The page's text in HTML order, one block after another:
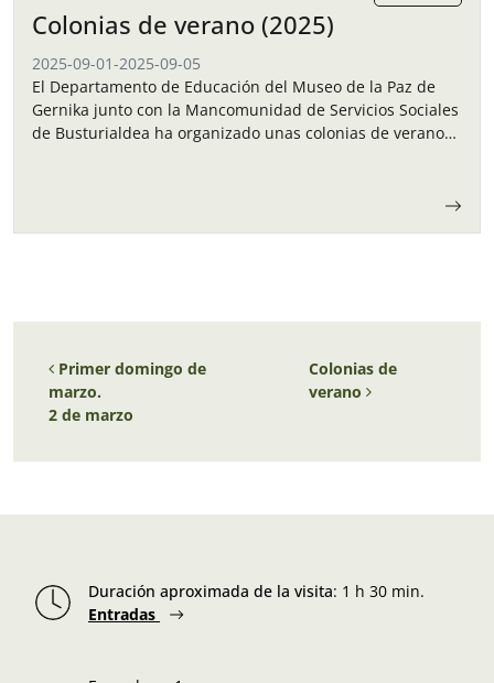
Colonias de verano (2025)
2025-09-01-2025-09-05
El Departamento de Educación del Museo de la Paz de
Gernika junto con la Mancomunidad de Servicios Sociales
de Busturialdea ha organizado unas colonias de verano
Navegación de entradas
Primer domingo de
marzo.
2 de marzo
Colonias de
verano
Duración aproximada de la visita: 1 h 30 min.
Entradas